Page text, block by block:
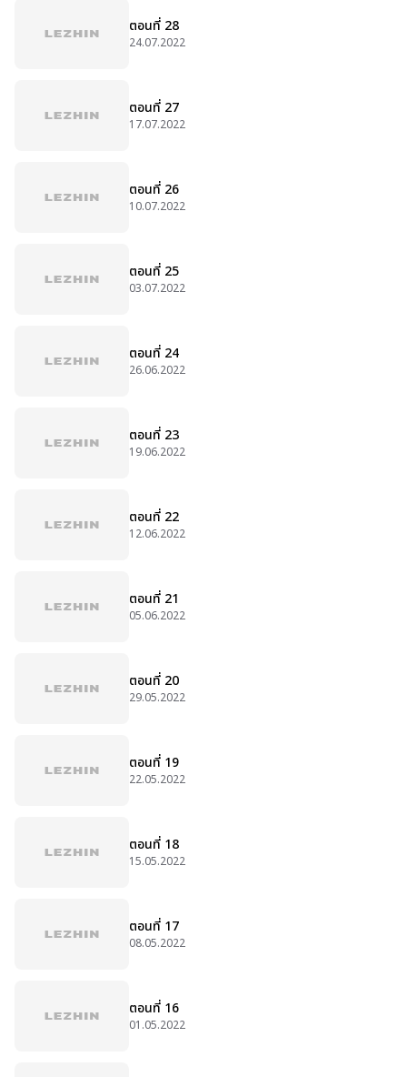
ตอนที่ 28
24.07.2022
ตอนที่ 27
17.07.2022
ตอนที่ 26
10.07.2022
ตอนที่ 25
03.07.2022
ตอนที่ 24
26.06.2022
ตอนที่ 23
19.06.2022
ตอนที่ 22
12.06.2022
ตอนที่ 21
05.06.2022
ตอนที่ 20
29.05.2022
ตอนที่ 19
22.05.2022
ตอนที่ 18
15.05.2022
ตอนที่ 17
08.05.2022
ตอนที่ 16
01.05.2022